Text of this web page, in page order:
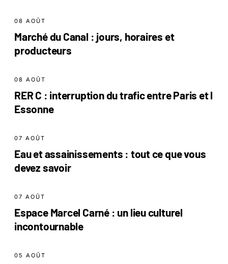
08 AOÛT
Marché du Canal : jours, horaires et
producteurs
08 AOÛT
RER C : interruption du trafic entre Paris et l
Essonne
07 AOÛT
Eau et assainissements : tout ce que vous
devez savoir
07 AOÛT
Espace Marcel Carné : un lieu culturel
incontournable
05 AOÛT